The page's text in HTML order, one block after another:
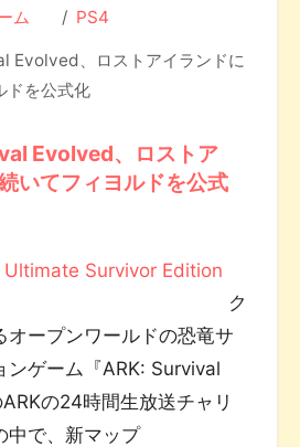
ム PS4
Evolved、ロストアイランドに
ドを公式化
Evolved、ロストア
いてフィヨルドを公式
ク
オープンワールドの恐竜サ
ンゲーム『ARK: Survival
の24時間生放送チャリ
中で、新マップ